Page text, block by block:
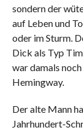
sondern der
auf Leben und
oder im Sturm.
Dick als Typ
war damals
Hemingway.
Der alte Mann
Jahrhundert-